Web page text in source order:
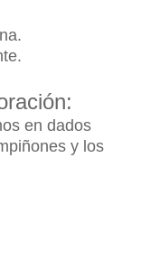
en dados
y los